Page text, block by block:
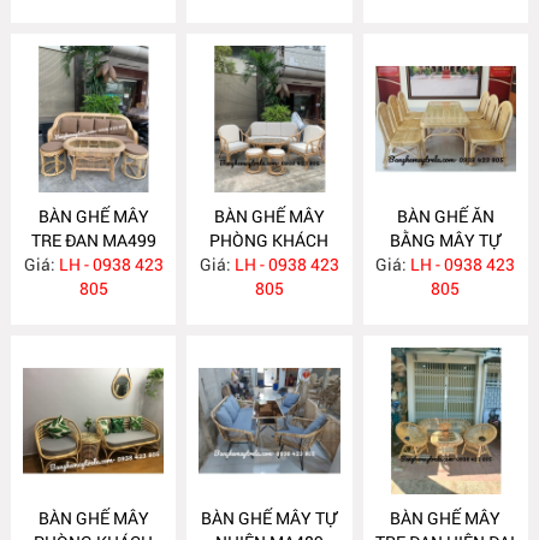
BÀN GHẾ MÂY
TRE ĐAN MA499
Giá: LH - 0938 423
805
BÀN GHẾ MÂY
PHÒNG KHÁCH
KIỂU HIỆN ĐẠI
MA493
Giá: LH - 0938 423
805
BÀN GHẾ ĂN
BẰNG MÂY TỰ
NHIÊN MA492
Giá: LH - 0938 423
805
BÀN GHẾ MÂY
BÀN GHẾ MÂY TỰ
BÀN GHẾ MÂY